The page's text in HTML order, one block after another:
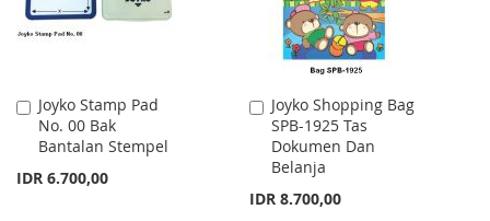
Joyko Stamp Pad
No. 00 Bak
Bantalan Stempel
IDR 6.700,00
Add
to
Cart
Joyko Shopping Bag
SPB-1925 Tas
Dokumen Dan
Belanja
IDR 8.700,00
Add
to
Cart